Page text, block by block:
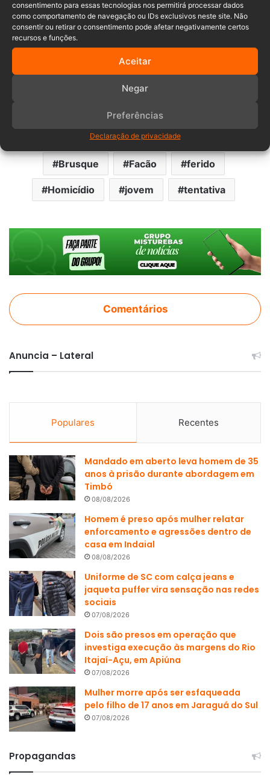
consentimento para essas tecnologias nos permitirá processar dados
como comportamento de navegação ou IDs exclusivos neste site. Não
consentir ou retirar o consentimento pode afetar negativamente certos
recursos e funções.
Aceitar
Negar
Preferências
Declaração de privacidade
O motivo da agressão e o estado de saúde atual da vítima
não foram divulgados pelas autoridades. O caso segue em
Brusque Facão ferido
Homicídio jovem tentativa
Comentários
Anuncia – Lateral
Populares Recentes
Mandado em aberto leva homem de 35
anos à prisão durante abordagem em
Timbó
08/08/2026
Homem é preso após mulher relatar
enforcamento e agressões dentro de
casa em Indaial
08/08/2026
Uniforme de SC com calça jeans e
jaqueta puffer vira sensação nas redes
sociais
07/08/2026
Dois são presos em operação que
investiga execução às margens do Rio
Itajaí-Açu, em Apiúna
07/08/2026
Mulher morre após ser esfaqueada
pelo filho de 17 anos em Jaraguá do Sul
07/08/2026
Propagandas